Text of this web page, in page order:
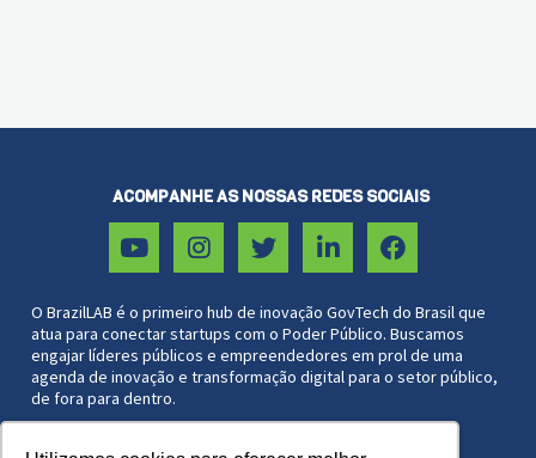
O BrazilLAB é o primeiro hub de inovação GovTech do Brasil que
atua para conectar startups com o Poder Público. Buscamos
engajar líderes públicos e empreendedores em prol de uma
agenda de inovação e transformação digital para o setor público,
de fora para dentro.
ACOMPANHE AS NOSSAS REDES SOCIAIS